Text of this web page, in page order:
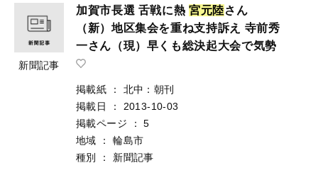
新聞記事
加賀市長選 舌戦に熱宮元陸さん
（新）地区集会を重ね支持訴え 寺前秀
一さん（現）早くも総決起大会で気勢
掲載紙 ：
北中：朝刊
掲載日
：
2013-10-03
掲載ページ
：
5
地域
：
輪島市
種別
： 新聞記事